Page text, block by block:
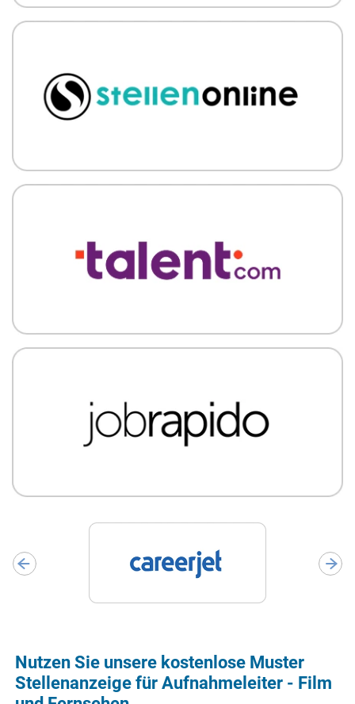
Nutzen Sie unsere kostenlose Muster
Stellenanzeige für Aufnahmeleiter - Film